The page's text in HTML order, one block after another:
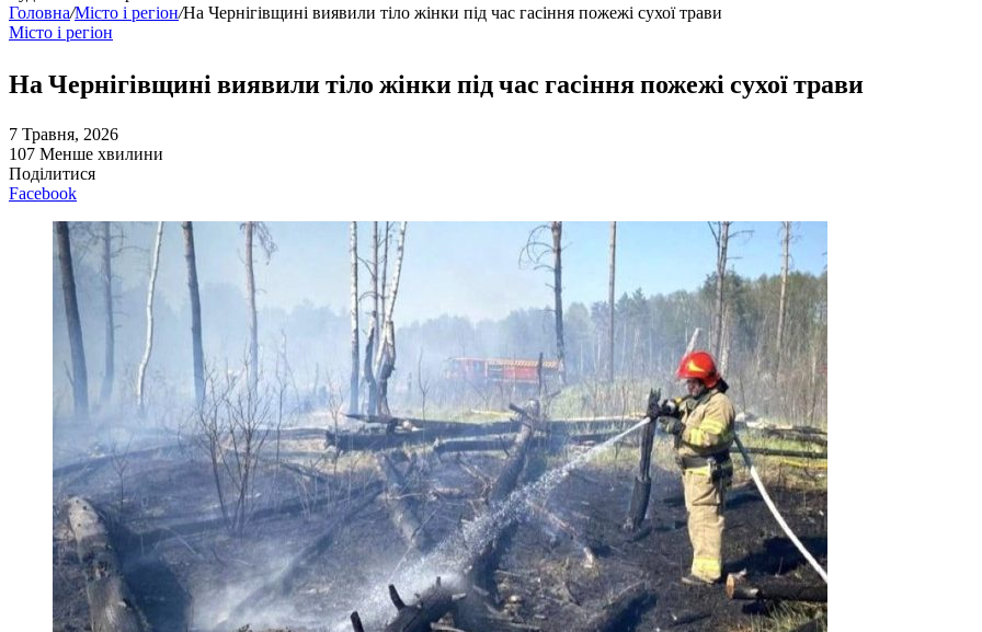
Головна/Місто і регіон/На Чернігівщині виявили тіло жінки під час гасіння пожежі сухої трави
Місто і регіон
На Чернігівщині виявили тіло жінки під час гасіння пожежі сухої трави
7 Травня, 2026
107 Менше хвилини
Поділитися
Facebook